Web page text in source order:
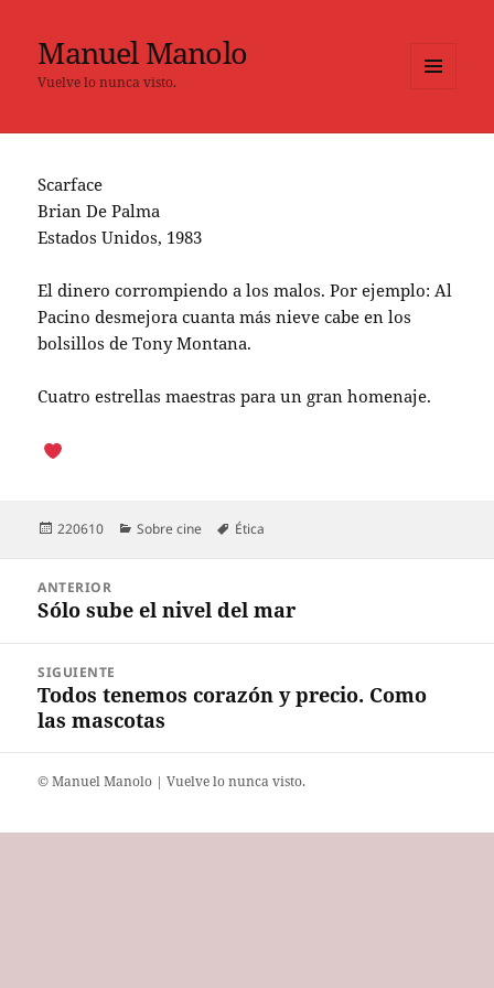
Manuel Manolo
Vuelve lo nunca visto.
WIDGETS
Scarface
Brian De Palma
Estados Unidos, 1983
El dinero corrompiendo a los malos. Por ejemplo: Al
Pacino desmejora cuanta más nieve cabe en los
bolsillos de Tony Montana.
Cuatro estrellas maestras para un gran homenaje.
Publicado
220610 Categorías
Sobre cine Etiquetas
Ética
entradas
ANTERIOR
Entrada
Sólo sube el nivel del mar
SIGUIENTE
Entrada
siguiente:
Todos tenemos corazón y precio. Como
las mascotas
©️ Manuel Manolo | Vuelve lo nunca visto.